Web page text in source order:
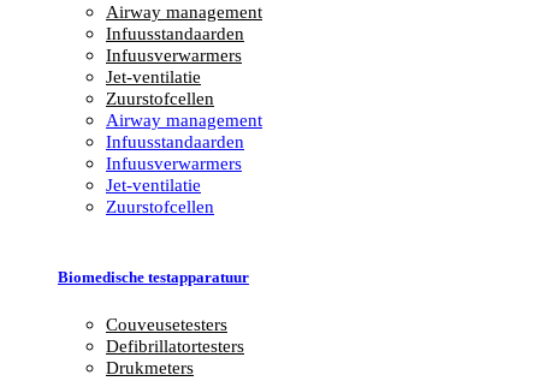
Airway management
Infuusstandaarden
Infuusverwarmers
Jet-ventilatie
Zuurstofcellen
Airway management
Infuusstandaarden
Infuusverwarmers
Jet-ventilatie
Zuurstofcellen
Biomedische testapparatuur
Couveusetesters
Defibrillatortesters
Drukmeters